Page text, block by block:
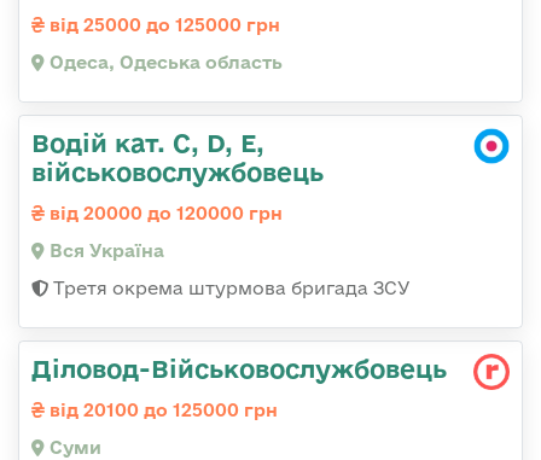
від 25000 до 125000 грн
Одеса, Одеська область
Водій кат. С, D, Е,
військовослужбовець
від 20000 до 120000 грн
Вся Україна
Третя окрема штурмова бригада ЗСУ
Діловод-Військовослужбовець
від 20100 до 125000 грн
Суми